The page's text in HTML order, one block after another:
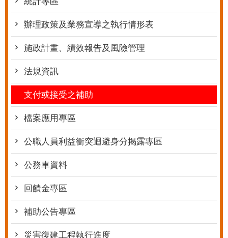
辦理政策及業務宣導之執行情形表
施政計畫、績效報告及風險管理
法規資訊
支付或接受之補助
檔案應用專區
公職人員利益衝突迴避身分揭露專區
公務車資料
回饋金專區
補助公告專區
災害復建工程執行進度